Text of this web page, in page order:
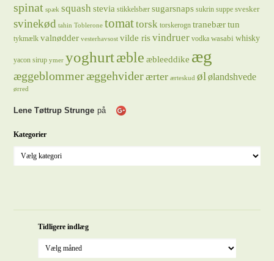
spinat spæk squash stevia stikkelsbær sugarsnaps sukrin suppe svesker
svinekød tahin Toblerone tomattorsk torskerogn tranebærtun
tykmælk valnødder vesterhavsost vilde ris vindruer vodka wasabi whisky
yacon sirup ymer yoghurtæble æbleeddike æg
æggeblommeræggehviderærter ærteskud øl ølandshvede
ørred
Lene Tøttrup Strunge på
Kategorier
Tidligere indlæg